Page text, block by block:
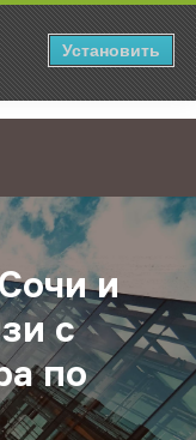
Установить
дни в Сочи и
и
с
по